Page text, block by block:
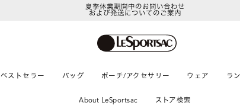
夏季休業期間中のお問い合わせ
および発送についてのご案内
ベストセラー バッグ ポーチ/アクセサリー ウェア ラ
About LeSportsac ストア検索